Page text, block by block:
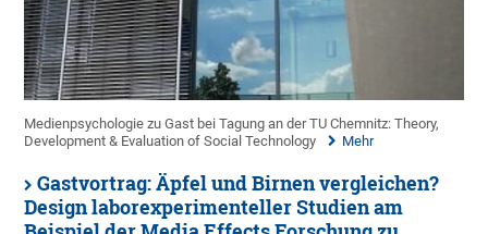
Medienpsychologie zu Gast bei Tagung an der TU Chemnitz: Theory,
Development & Evaluation of Social Technology
Mehr
Gastvortrag: Äpfel und Birnen vergleichen?
Design laborexperimenteller Studien am